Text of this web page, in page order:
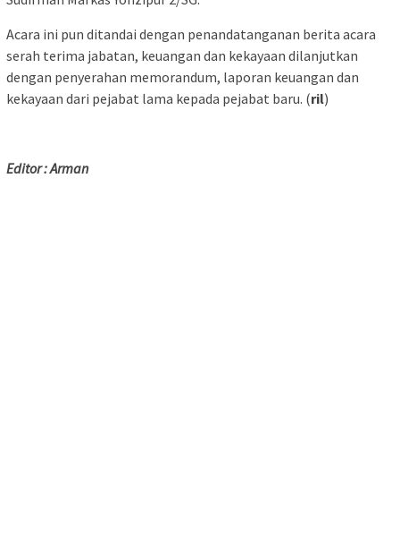
Acara ini pun ditandai dengan penandatanganan berita acara
serah terima jabatan, keuangan dan kekayaan dilanjutkan
dengan penyerahan memorandum, laporan keuangan dan
kekayaan dari pejabat lama kepada pejabat baru. (ril)
Editor : Arman